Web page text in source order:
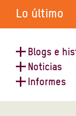
Lo último
Blogs e
La
y el Caribe
Noticias
Paginación
Informes